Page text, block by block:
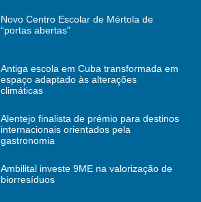
Novo Centro Escolar de Mértola de
“portas abertas”
Antiga escola em Cuba transformada em
espaço adaptado às alterações
climáticas
Alentejo finalista de prémio para destinos
internacionais orientados pela
gastronomia
Ambilital investe 9ME na valorização de
biorresíduos